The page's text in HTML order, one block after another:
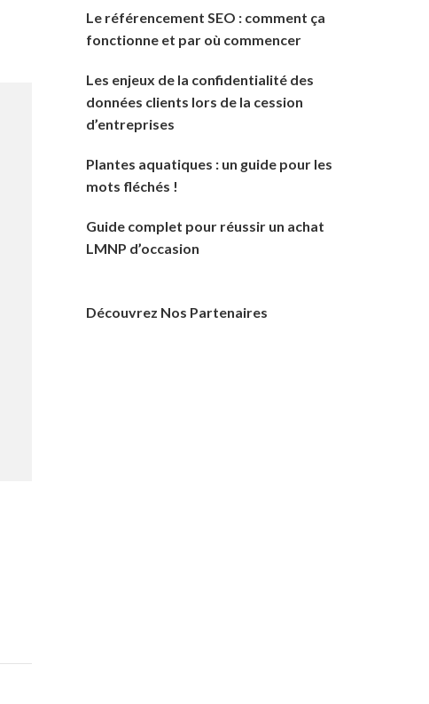
Le référencement SEO : comment ça
fonctionne et par où commencer
Les enjeux de la confidentialité des
données clients lors de la cession
d’entreprises
Plantes aquatiques : un guide pour les
mots fléchés !
Guide complet pour réussir un achat
LMNP d’occasion
Découvrez Nos Partenaires